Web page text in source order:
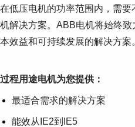
Where to buy
联系我们
职业
在低压电机的功率范围内，需
机解决方案。ABB电机将始终
本效益和可持续发展的解决方案
过程用途电机为您提供：
最适合需求的解决方案
能效从IE2到IE5